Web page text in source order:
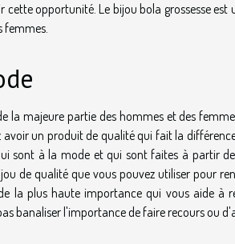
opportunité. Le bijou bola grossesse
femmes.
la majeure partie des hommes et des
avoir un produit de qualité qui fait la
sont à la mode et qui sont faites à partir
de qualité que vous pouvez utiliser pour
la plus haute importance qui vous aide à
banaliser l'importance de faire recours ou